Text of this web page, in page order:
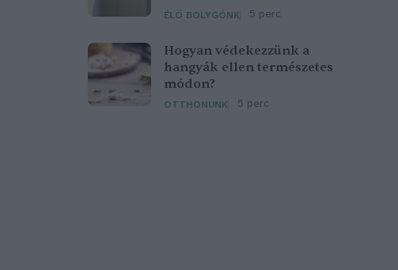
ÉLŐ BOLYGÓNK 5 perc
Hogyan védekezzünk a
hangyák ellen természetes
módon?
OTTHONUNK 5 perc